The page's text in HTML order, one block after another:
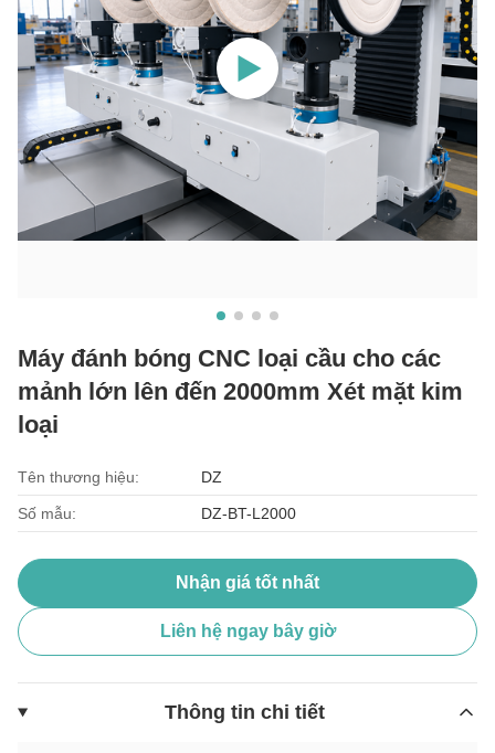
Máy đánh bóng CNC loại cầu cho các
mảnh lớn lên đến 2000mm Xét mặt kim
loại
Tên thương hiệu: DZ
Số mẫu: DZ-BT-L2000
Nhận giá tốt nhất
Liên hệ ngay bây giờ
Thông tin chi tiết